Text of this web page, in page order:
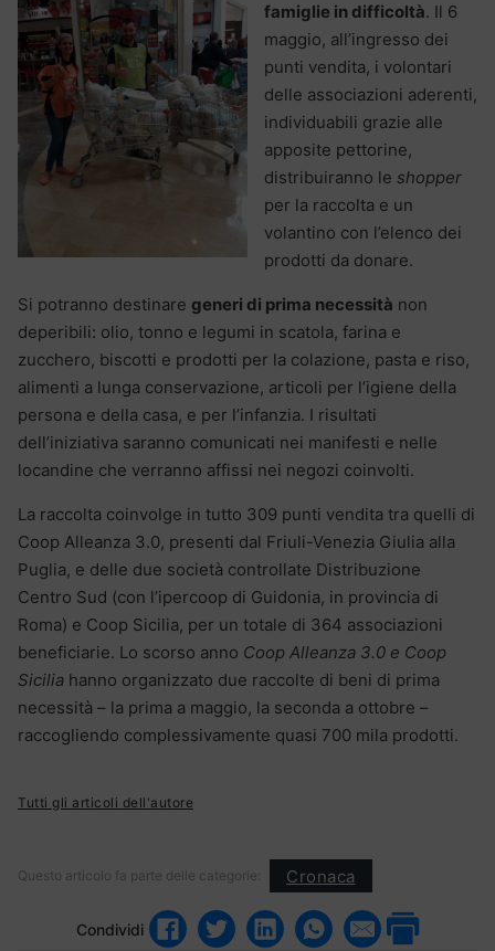
famiglie in difficoltà. Il 6
maggio, all’ingresso dei
punti vendita, i volontari
delle associazioni aderenti,
individuabili grazie alle
apposite pettorine,
distribuiranno le shopper
per la raccolta e un
volantino con l’elenco dei
prodotti da donare.
Si potranno destinare generi di prima necessità non
deperibili: olio, tonno e legumi in scatola, farina e
zucchero, biscotti e prodotti per la colazione, pasta e riso,
alimenti a lunga conservazione, articoli per l’igiene della
persona e della casa, e per l’infanzia. I risultati
dell’iniziativa saranno comunicati nei manifesti e nelle
locandine che verranno affissi nei negozi coinvolti.
La raccolta coinvolge in tutto 309 punti vendita tra quelli di
Coop Alleanza 3.0, presenti dal Friuli-Venezia Giulia alla
Puglia, e delle due società controllate Distribuzione
Centro Sud (con l’ipercoop di Guidonia, in provincia di
Roma) e Coop Sicilia, per un totale di 364 associazioni
beneficiarie. Lo scorso anno Coop Alleanza 3.0 e Coop
Sicilia hanno organizzato due raccolte di beni di prima
necessità – la prima a maggio, la seconda a ottobre –
raccogliendo complessivamente quasi 700 mila prodotti.
Tutti gli articoli dell'autore
Questo articolo fa parte delle categorie: Cronaca
Condividi